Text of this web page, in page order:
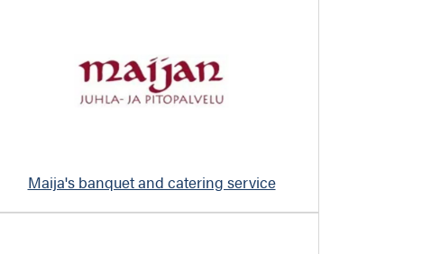
Maija's banquet and catering service